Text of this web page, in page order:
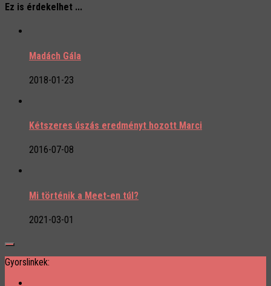
Ez is érdekelhet ...
Madách Gála
2018-01-23
Kétszeres úszás eredményt hozott Marci
2016-07-08
Mi történik a Meet-en túl?
2021-03-01
Gyorslinkek: